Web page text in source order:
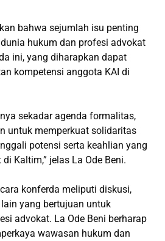
bahwa sejumlah isu penting
hukum dan profesi advokat
ini, yang diharapkan dapat
kompetensi anggota KAI di
sekadar agenda formalitas,
untuk memperkuat solidaritas
potensi serta keahlian yang
Kaltim,” jelas La Ode Beni.
konferda meliputi diskusi,
yang bertujuan untuk
advokat. La Ode Beni berharap
wawasan hukum dan